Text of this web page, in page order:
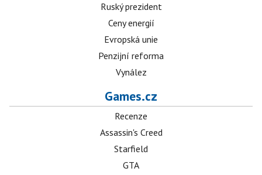
Ruský prezident
Ceny energií
Evropská unie
Penzijní reforma
Vynález
Games.cz
Recenze
Assassin's Creed
Starfield
GTA